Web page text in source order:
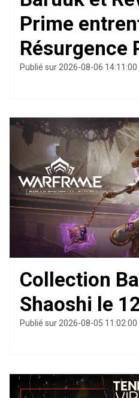
Prime
Résurgence
Publié sur 2026-08-06 14:11:00
Collection
Shaoshi le
Publié sur 2026-08-05 11:02:00